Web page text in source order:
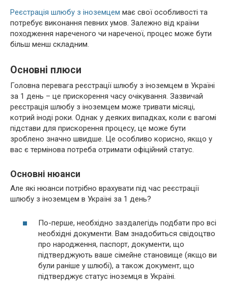
Реєстрація шлюбу з іноземцем має свої особливості та
потребує виконання певних умов. Залежно від країни
походження нареченого чи нареченої, процес може бути
більш менш складним.
Основні плюси
Головна перевага реєстрації шлюбу з іноземцем в Україні
за 1 день – це прискорення часу очікування. Зазвичай
реєстрація шлюбу з іноземцем може тривати місяці,
котрий іноді роки. Однак у деяких випадках, коли є вагомі
підстави для прискорення процесу, це може бути
зроблено значно швидше. Це особливо корисно, якщо у
вас є термінова потреба отримати офіційний статус.
Основні нюанси
Але які нюанси потрібно врахувати під час реєстрації
шлюбу з іноземцем в Україні за 1 день?
По-перше, необхідно заздалегідь подбати про всі
необхідні документи. Вам знадобиться свідоцтво
про народження, паспорт, документи, що
підтверджують ваше сімейне становище (якщо ви
були раніше у шлюбі), а також документ, що
підтверджує статус іноземця в Україні.